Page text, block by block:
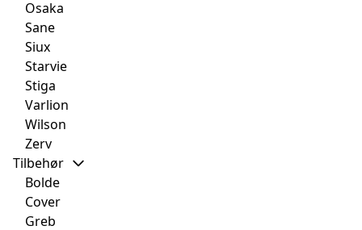
Osaka
Sane
Siux
Starvie
Stiga
Varlion
Wilson
Zerv
Tilbehør
Bolde
Cover
Greb